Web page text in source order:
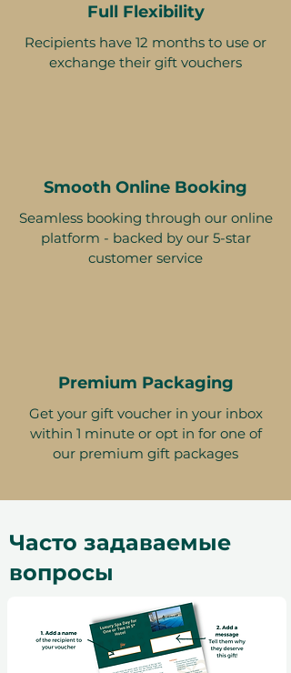
Full Flexibility
Recipients have 12 months to use or
exchange their gift vouchers
Smooth Online Booking
Seamless booking through our online
platform - backed by our 5-star
customer service
Premium Packaging
Get your gift voucher in your inbox
within 1 minute or opt in for one of
our premium gift packages
Часто задаваемые
вопросы